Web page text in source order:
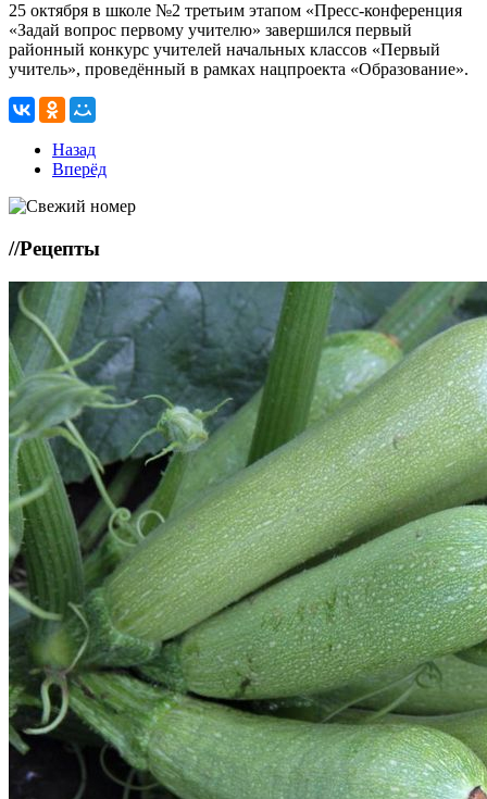
25 октября в школе №2 третьим этапом «Пресс-конференция
«Задай вопрос первому учителю» завершился первый
районный конкурс учителей начальных классов «Первый
учитель», проведённый в рамках нацпроекта «Образование».
Назад
Вперёд
//Рецепты